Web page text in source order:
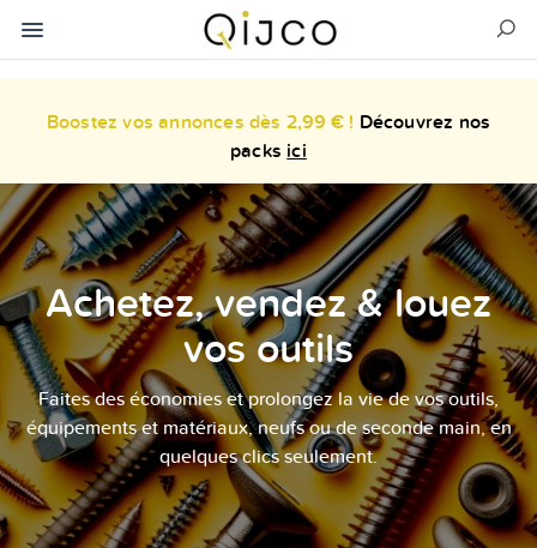
Boostez vos annonces dès 2,99 € ! Découvrez nos
packs ici
Achetez, vendez & louez
vos outils
Faites des économies et prolongez la vie de vos outils,
équipements et matériaux, neufs ou de seconde main, en
quelques clics seulement.